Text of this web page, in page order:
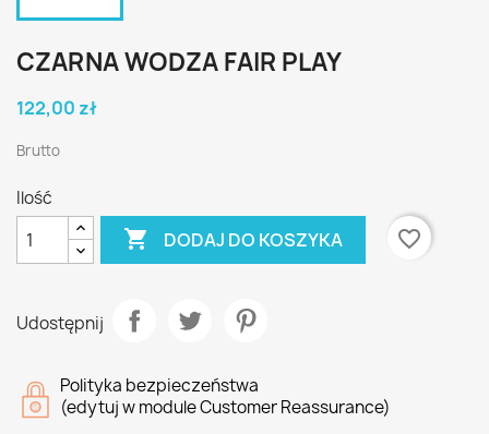
CZARNA WODZA FAIR PLAY
122,00 zł
Brutto
Ilość
 DODAJ DO KOSZYKA favorite_border
Udostępnij
Polityka bezpieczeństwa
(edytuj w module Customer Reassurance)